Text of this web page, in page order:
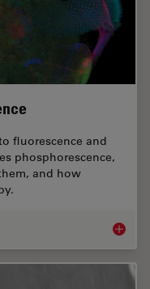
fluorescence and
phosphorescence,
and how
An